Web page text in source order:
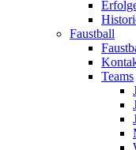
Faustball
Teams